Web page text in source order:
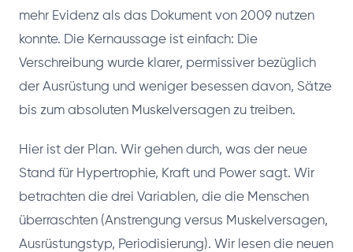
mehr Evidenz als das Dokument von 2009 nutzen
konnte. Die Kernaussage ist einfach: Die
Verschreibung wurde klarer, permissiver bezüglich
der Ausrüstung und weniger besessen davon, Sätze
bis zum absoluten Muskelversagen zu treiben.
Hier ist der Plan. Wir gehen durch, was der neue
Stand für Hypertrophie, Kraft und Power sagt. Wir
betrachten die drei Variablen, die die Menschen
überraschten (Anstrengung versus Muskelversagen,
Ausrüstungstyp, Periodisierung). Wir lesen die neuen